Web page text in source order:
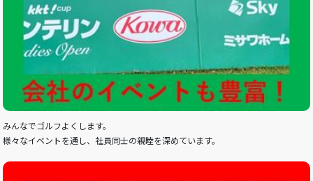
みんなでゴルフよくします。
様々なイベントを通し、社員同士の親睦を深めています。